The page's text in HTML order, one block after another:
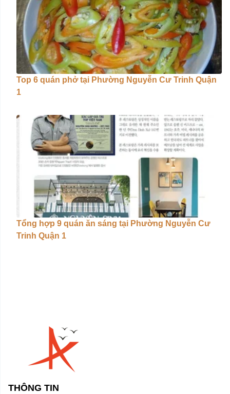
Top 6 quán phở tại Phường Nguyễn Cư Trinh Quận
1
Tổng hợp 9 quán ăn sáng tại Phường Nguyễn Cư
Trinh Quận 1
THÔNG TIN